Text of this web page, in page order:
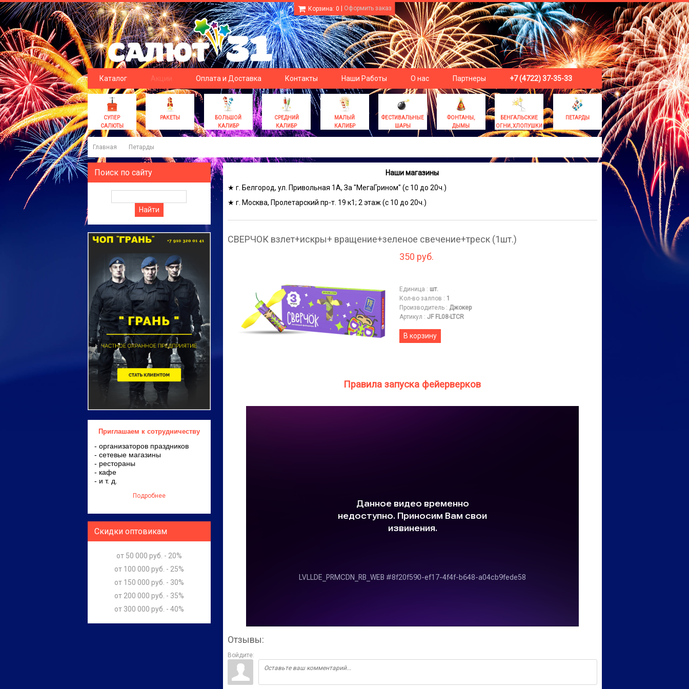
Корзина: 0 Оформить заказ
Каталог Акции Оплата и Доставка Контакты Наши Работы О нас Партнеры +7 (4722) 37-35-33
СУПЕР
САЛЮТЫ
РАКЕТЫ
БОЛЬШОЙ
КАЛИБР
СРЕДНИЙ
КАЛИБР
МАЛЫЙ
КАЛИБР
ФЕСТИВАЛЬНЫЕ
ШАРЫ
ФОНТАНЫ,
ДЫМЫ
БЕНГАЛЬСКИЕ
ОГНИ, ХЛОПУШКИ
ПЕТАРДЫ
Главная Петарды
Наши магазины
★ г. Белгород, ул. Привольная 1А, За "МегаГрином" (с 10 до 20ч.)
★ г. Москва, Пролетарский пр-т. 19 к1; 2 этаж (с 10 до 20ч.)
СВЕРЧОК взлет+искры+ вращение+зеленое свечение+треск (1шт.)
350 руб.
Единица : шт.
Кол-во залпов : 1
Производитель: Джокер
Артикул : JF FL08-LTCR
В корзину
Правила запуска фейерверков
Отзывы:
Войдите:
Поиск по сайту
Приглашаем к сотрудничеству
- организаторов праздников
- сетевые магазины
- рестораны
- кафе
- и т. д.
Подробнее
Скидки оптовикам
от 50 000 руб. - 20%
от 100 000 руб. - 25%
от 150 000 руб. - 30%
от 200 000 руб. - 35%
от 300 000 руб. - 40%